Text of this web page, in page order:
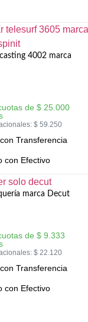
4002 marca
de $ 25.000
$ 59.250
Transferencia
con Efectivo
marca Decut
de $ 9.333
$ 22.120
Transferencia
con Efectivo